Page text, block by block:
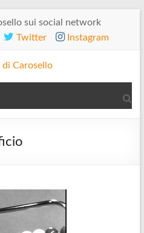
sui social network
Twitter Instagram